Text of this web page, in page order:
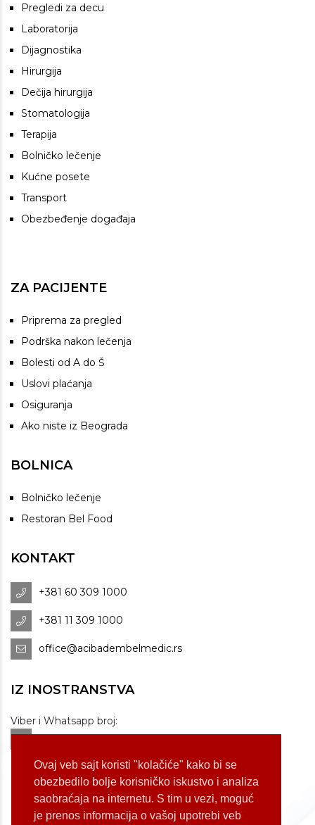
Ovaj veb sajt koristi "kolačiće" kako bi se
obezbedilo bolje korisničko iskustvo i analiza
saobraćaja na internetu. S tim u vezi, moguć
je prenos informacija o vašoj upotrebi veb
Pregledi za decu
Laboratorija
Dijagnostika
Hirurgija
Dečija hirurgija
Stomatologija
Terapija
Bolničko lečenje
Kućne posete
Transport
Obezbeđenje događaja
ZA PACIJENTE
Priprema za pregled
Podrška nakon lečenja
Bolesti od A do Š
Uslovi plaćanja
Osiguranja
Ako niste iz Beograda
BOLNICA
Bolničko lečenje
Restoran Bel Food
KONTAKT
+381 60 309 1000
+381 11 309 1000
office@acibadembelmedic.rs
IZ INOSTRANSTVA
Viber i Whatsapp broj:
+381 60 309 1070
Dostupnost: od 07 do 22h
LOKACIJE